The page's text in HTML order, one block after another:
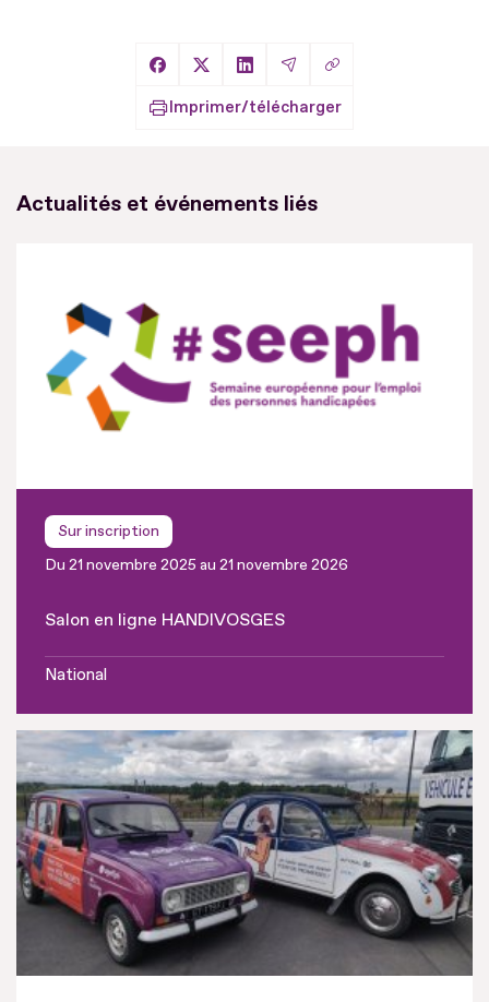
Partager sur Facebook
Partager sur X
Partager sur LinkedIn
Partager par Email
Copier le lien
Imprimer/télécharger
Actualités et événements liés
Sur inscription
Du 21 novembre 2025 au 21 novembre 2026
Salon en ligne HANDIVOSGES
National